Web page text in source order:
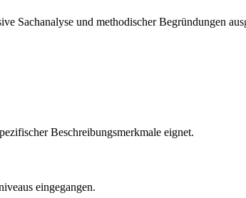
Sachanalyse und methodischer Begründungen
Beschreibungsmerkmale eignet.
eingegangen.